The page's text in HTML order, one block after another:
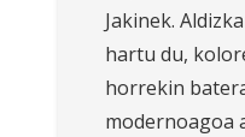
Jakinek.
hartu du,
horrekin
modernoagoa